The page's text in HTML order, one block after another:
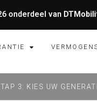
onderdeel van
3: KIES UW